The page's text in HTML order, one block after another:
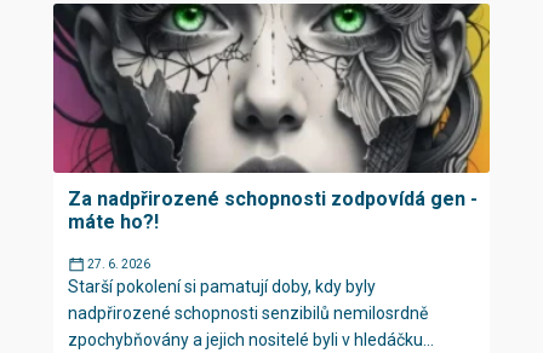
Za nadpřirozené schopnosti zodpovídá gen -
máte ho?!
27. 6. 2026
Starší pokolení si pamatují doby, kdy byly
nadpřirozené schopnosti senzibilů nemilosrdně
zpochybňovány a jejich nositelé byli v hledáčku...